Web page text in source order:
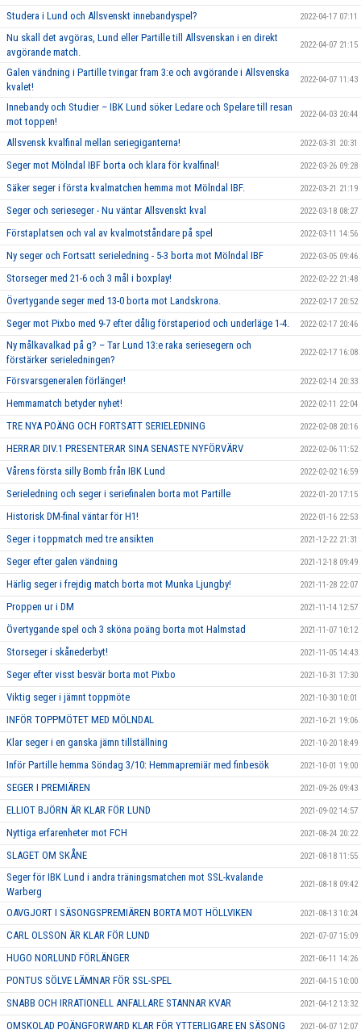
Studera i Lund och Allsvenskt innebandyspel? 2022-04-17 07:11
Nu skall det avgöras, Lund eller Partille till Allsvenskan i en direkt
avgörande match.
2022-04-07 21:15
Galen vändning i Partille tvingar fram 3:e och avgörande i Allsvenska
kvalet!
2022-04-07 11:43
Innebandy och Studier – IBK Lund söker Ledare och Spelare till resan
mot toppen!
2022-04-03 20:44
Allsvensk kvalfinal mellan seriegiganterna! 2022-03-31 20:31
Seger mot Mölndal IBF borta och klara för kvalfinal! 2022-03-26 09:28
Säker seger i första kvalmatchen hemma mot Mölndal IBF. 2022-03-21 21:19
Seger och serieseger - Nu väntar Allsvenskt kval 2022-03-18 08:27
Förstaplatsen och val av kvalmotståndare på spel 2022-03-11 14:56
Ny seger och Fortsatt serieledning - 5-3 borta mot Mölndal IBF 2022-03-05 09:46
Storseger med 21-6 och 3 mål i boxplay! 2022-02-22 21:48
Övertygande seger med 13-0 borta mot Landskrona. 2022-02-17 20:52
Seger mot Pixbo med 9-7 efter dålig förstaperiod och underläge 1-4. 2022-02-17 20:46
Ny målkavalkad på g? – Tar Lund 13:e raka seriesegern och
förstärker serieledningen?
2022-02-17 16:08
Försvarsgeneralen förlänger! 2022-02-14 20:33
Hemmamatch betyder nyhet! 2022-02-11 22:04
TRE NYA POÄNG OCH FORTSATT SERIELEDNING 2022-02-08 20:16
HERRAR DIV.1 PRESENTERAR SINA SENASTE NYFÖRVÄRV 2022-02-06 11:52
Vårens första silly Bomb från IBK Lund 2022-02-02 16:59
Serieledning och seger i seriefinalen borta mot Partille 2022-01-20 17:15
Historisk DM-final väntar för H1! 2022-01-16 22:53
Seger i toppmatch med tre ansikten 2021-12-22 21:31
Seger efter galen vändning 2021-12-18 09:49
Härlig seger i frejdig match borta mot Munka Ljungby! 2021-11-28 22:07
Proppen ur i DM 2021-11-14 12:57
Övertygande spel och 3 sköna poäng borta mot Halmstad 2021-11-07 10:12
Storseger i skånederbyt! 2021-11-05 14:43
Seger efter visst besvär borta mot Pixbo 2021-10-31 17:30
Viktig seger i jämnt toppmöte 2021-10-30 10:01
INFÖR TOPPMÖTET MED MÖLNDAL 2021-10-21 19:06
Klar seger i en ganska jämn tillställning 2021-10-20 18:49
Inför Partille hemma Söndag 3/10: Hemmapremiär med finbesök 2021-10-01 19:00
SEGER I PREMIÄREN 2021-09-26 09:43
ELLIOT BJÖRN ÄR KLAR FÖR LUND 2021-09-02 14:57
Nyttiga erfarenheter mot FCH 2021-08-24 20:22
SLAGET OM SKÅNE 2021-08-18 11:55
Seger för IBK Lund i andra träningsmatchen mot SSL-kvalande
Warberg
2021-08-18 09:42
OAVGJORT I SÄSONGSPREMIÄREN BORTA MOT HÖLLVIKEN 2021-08-13 10:24
CARL OLSSON ÄR KLAR FÖR LUND 2021-07-07 15:09
HUGO NORLUND FÖRLÄNGER 2021-06-11 14:26
PONTUS SÖLVE LÄMNAR FÖR SSL-SPEL 2021-04-15 10:00
SNABB OCH IRRATIONELL ANFALLARE STANNAR KVAR 2021-04-12 13:32
OMSKOLAD POÄNGFORWARD KLAR FÖR YTTERLIGARE EN SÄSONG 2021-04-07 12:07